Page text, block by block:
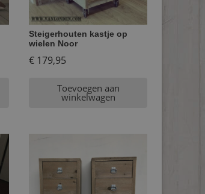
Steigerhouten kastje op
wielen Noor
€ 179,95
Toevoegen aan
winkelwagen